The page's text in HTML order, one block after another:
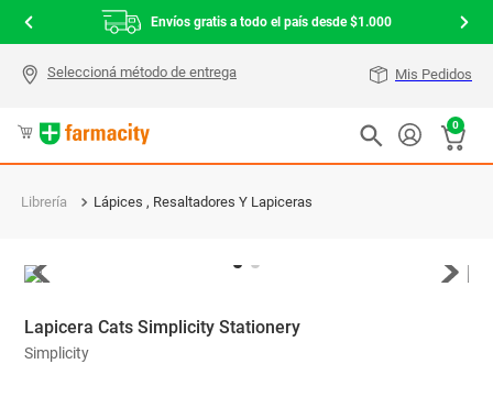
Envíos gratis a todo el país desde $1.000
Mis Pedidos
0
Librería Lápices , Resaltadores Y Lapiceras
Lapicera Cats Simplicity Stationery
Simplicity